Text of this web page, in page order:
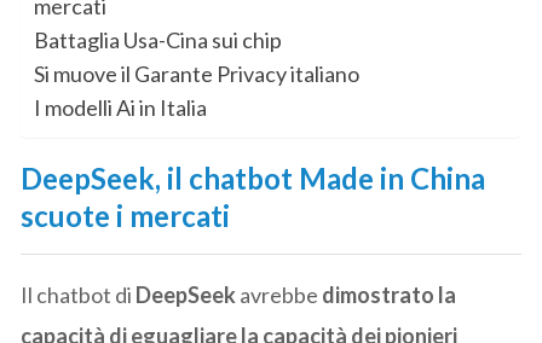
mercati
Battaglia Usa-Cina sui chip
Si muove il Garante Privacy italiano
I modelli Ai in Italia
DeepSeek, il chatbot Made in China
scuote i mercati
Il chatbot di DeepSeek avrebbe dimostrato la
capacità di eguagliare la capacità dei pionieri